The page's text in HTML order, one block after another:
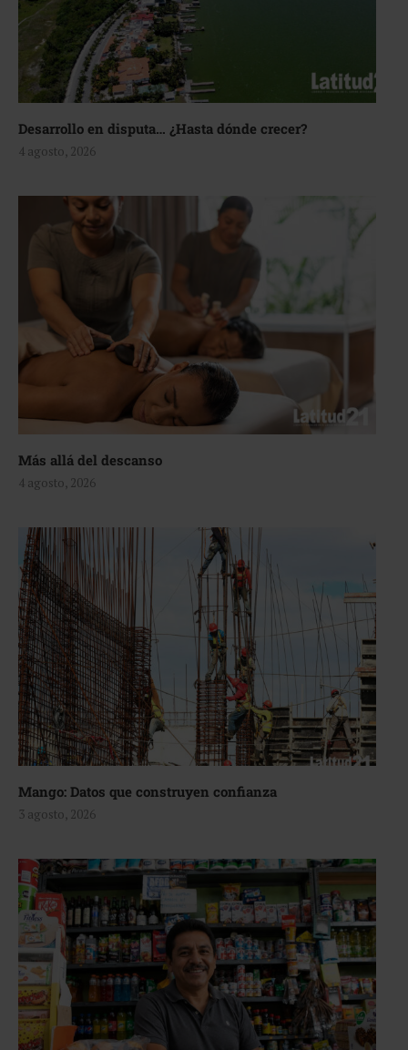
Desarrollo en disputa… ¿Hasta dónde crecer?
4 agosto, 2026
Más allá del descanso
4 agosto, 2026
Mango: Datos que construyen confianza
3 agosto, 2026